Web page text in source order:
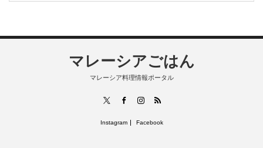
マレーシアごはん
マレーシア料理情報ポータル
FacebookInstagram
RSS
Instagram Facebook